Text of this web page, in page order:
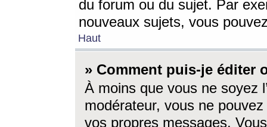
du forum ou du sujet. Par
nouveaux sujets, vous
Haut
» Comment puis-je éditer
À moins que vous ne soyez
modérateur, vous ne
vos propres messages.